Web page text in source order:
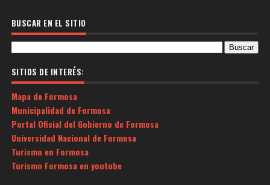
BUSCAR EN EL SITIO
SITIOS DE INTERÉS:
Mapa de Formosa
Municipalidad de Formosa
Portal Oficial del Gobierno de Formosa
Universidad Nacional de Formosa
Turismo en Formosa
Turismo Formosa en youtube